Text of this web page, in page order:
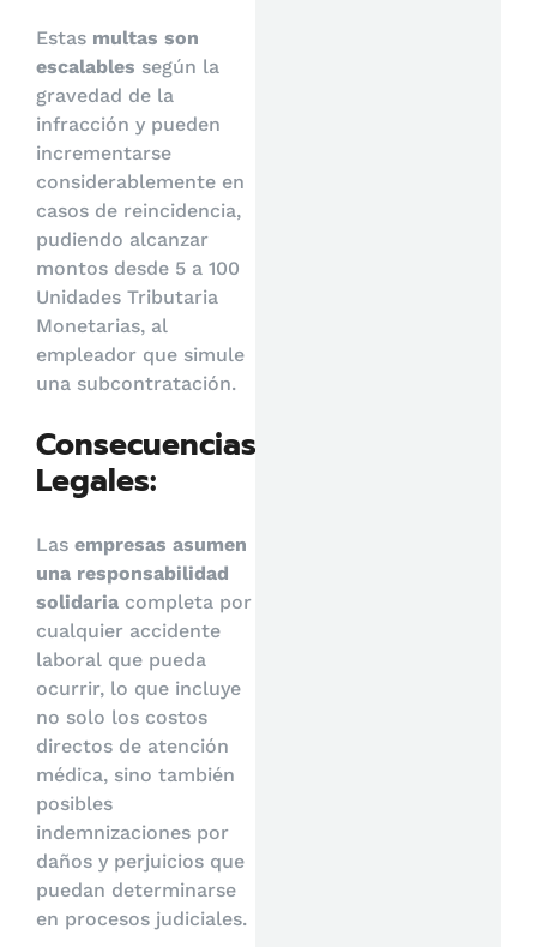
Estas multas son
escalables según la
gravedad de la
infracción y pueden
incrementarse
considerablemente en
casos de reincidencia,
pudiendo alcanzar
montos desde 5 a 100
Unidades Tributaria
Monetarias, al
empleador que simule
una subcontratación.
Consecuencias
Legales:
Las empresas asumen
una responsabilidad
solidaria completa por
cualquier accidente
laboral que pueda
ocurrir, lo que incluye
no solo los costos
directos de atención
médica, sino también
posibles
indemnizaciones por
daños y perjuicios que
puedan determinarse
en procesos judiciales.